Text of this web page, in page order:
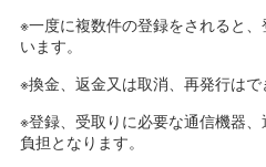
※一度に複数件の登録をされると
います。
※換金、返金又は取消、再発行はで
※登録、受取りに必要な通信機器
負担となります。